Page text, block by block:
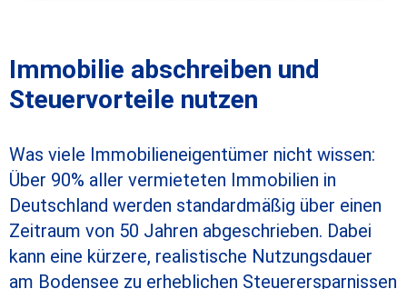
Immobilie abschreiben und
Steuervorteile nutzen
Was viele Immobilieneigentümer nicht wissen:
Über 90% aller vermieteten Immobilien in
Deutschland werden standardmäßig über einen
Zeitraum von 50 Jahren abgeschrieben. Dabei
kann eine kürzere, realistische Nutzungsdauer
am Bodensee zu erheblichen Steuerersparnissen